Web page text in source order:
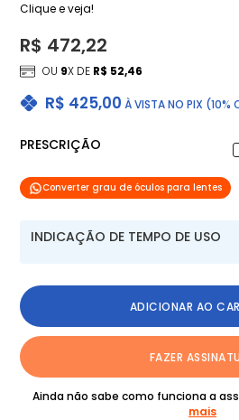
Clique e veja!
R$ 425,00 À VISTA NO PIX (10%
R$ 472,22
OU 9X DE R$ 52,46
PRESCRIÇÃO
Converter grau de óculos para lentes
INDICAÇÃO DE TEMPO DE USO
ADICIONAR AO
FAZER
Ainda não sabe como funciona a
mais